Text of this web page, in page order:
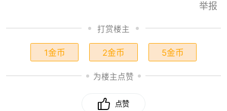
举报
打赏楼主
1金币 2金币 5金币
为楼主点赞
点赞